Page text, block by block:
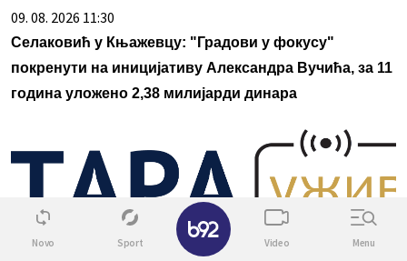
09. 08. 2026 11:30
Селаковић у Књажевцу: "Градови у фокусу"
покренути на иницијативу Александра Вучића, за 11
година уложено 2,38 милијарди динара
Novo Sport Video Menu
✕